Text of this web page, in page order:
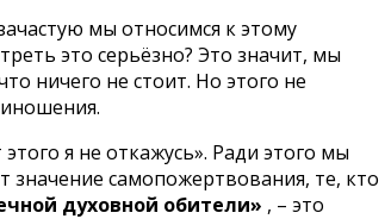
мы относимся к этому
это серьёзно? Это значит, мы
ничего не стоит. Но этого не
я не откажусь». Ради этого мы
самопожертвования, те, кто
духовной обители» , – это